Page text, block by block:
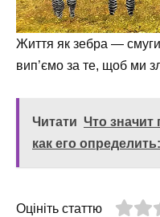
Життя як зебра —
вип’ємо за те, щоб ми
Читати Что значит
как его
Оцініть статтю